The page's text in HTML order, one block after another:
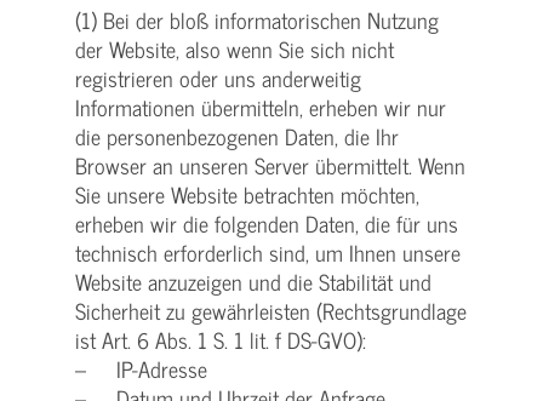
(1) Bei der bloß informatorischen Nutzung
der Website, also wenn Sie sich nicht
registrieren oder uns anderweitig
Informationen übermitteln, erheben wir nur
die personenbezogenen Daten, die Ihr
Browser an unseren Server übermittelt. Wenn
Sie unsere Website betrachten möchten,
erheben wir die folgenden Daten, die für uns
technisch erforderlich sind, um Ihnen unsere
Website anzuzeigen und die Stabilität und
Sicherheit zu gewährleisten (Rechtsgrundlage
ist Art. 6 Abs. 1 S. 1 lit. f DS-GVO):
– IP-Adresse